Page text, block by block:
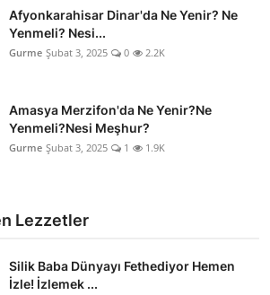
Afyonkarahisar Dinar'da Ne Yenir? Ne
Yenmeli? Nesi...
Gurme Şubat 3, 2025 0 2.2K
Amasya Merzifon'da Ne Yenir?Ne
Yenmeli?Nesi Meşhur?
Gurme Şubat 3, 2025 1 1.9K
Lezzetler
Silik Baba Dünyayı Fethediyor Hemen
İzle! İzlemek ...